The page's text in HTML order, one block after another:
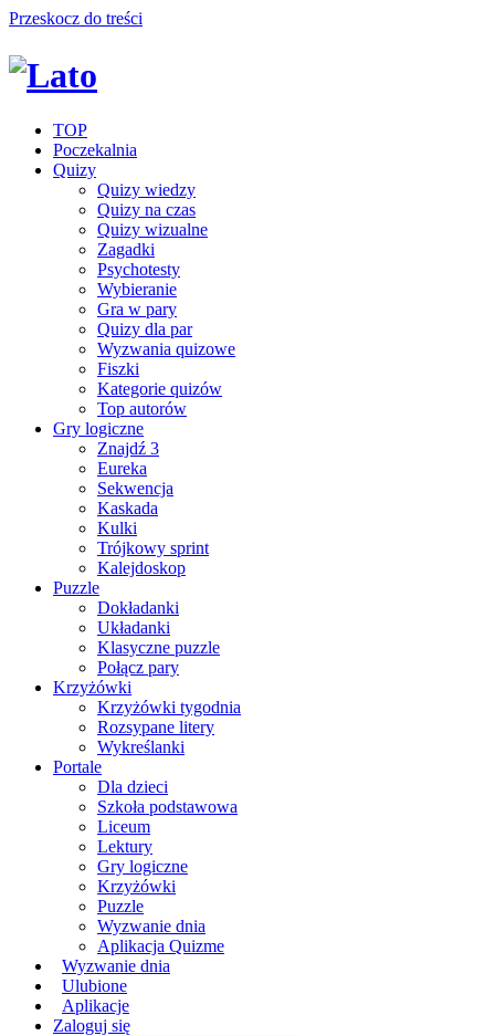
Przeskocz do treści
TOP
Poczekalnia
Quizy
Quizy wiedzy
Quizy na czas
Quizy wizualne
Zagadki
Psychotesty
Wybieranie
Gra w pary
Quizy dla par
Wyzwania quizowe
Fiszki
Kategorie quizów
Top autorów
Gry logiczne
Znajdź 3
Eureka
Sekwencja
Kaskada
Kulki
Trójkowy sprint
Kalejdoskop
Puzzle
Dokładanki
Układanki
Klasyczne puzzle
Połącz pary
Krzyżówki
Krzyżówki tygodnia
Rozsypane litery
Wykreślanki
Portale
Dla dzieci
Szkoła podstawowa
Liceum
Lektury
Gry logiczne
Krzyżówki
Puzzle
Wyzwanie dnia
Aplikacja Quizme
Wyzwanie dnia
Ulubione
Aplikacje
Zaloguj się